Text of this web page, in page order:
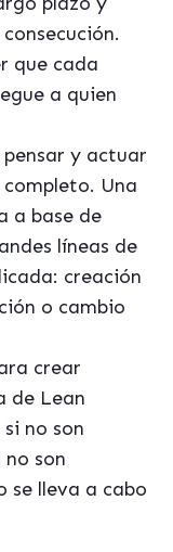
que cada
a quien
y actuar
Una
a base de
líneas de
creación
o cambio
crear
de Lean
no son
son
se lleva a cabo